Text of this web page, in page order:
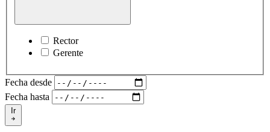
Rector
Gerente
Fecha desde
Fecha hasta
Ir